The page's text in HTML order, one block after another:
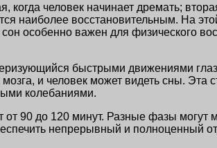
человек начинает дремать;
наиболее восстановительным. На
особенно важен для физического
быстрыми движениями
и человек может видеть сны. Эта
колебаниями.
90 до 120 минут. Разные фазы могут
непрерывный и полноценный